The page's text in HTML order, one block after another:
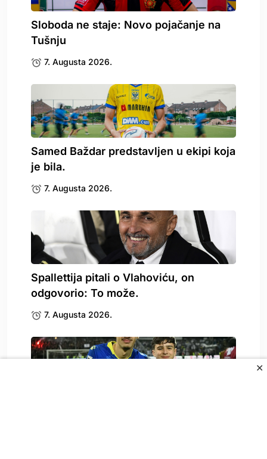
✕
Sloboda ne staje: Novo pojačanje na
Tušnju
7. Augusta 2026.
Samed Baždar predstavljen u ekipi koja
je bila.
7. Augusta 2026.
Spallettija pitali o Vlahoviću, on
odgovorio: To može.
7. Augusta 2026.